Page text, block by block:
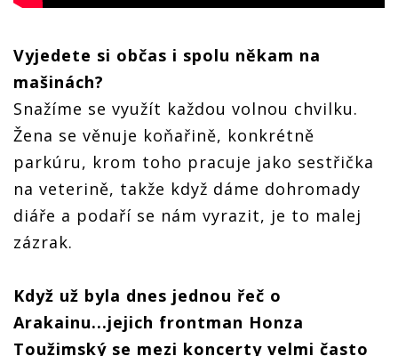
Vyjedete si občas i spolu někam na
mašinách?
Snažíme se využít každou volnou chvilku.
Žena se věnuje koňařině, konkrétně
parkúru, krom toho pracuje jako sestřička
na veterině, takže když dáme dohromady
diáře a podaří se nám vyrazit, je to malej
zázrak.
Když už byla dnes jednou řeč o
Arakainu...jejich frontman Honza
Toužimský se mezi koncerty velmi často